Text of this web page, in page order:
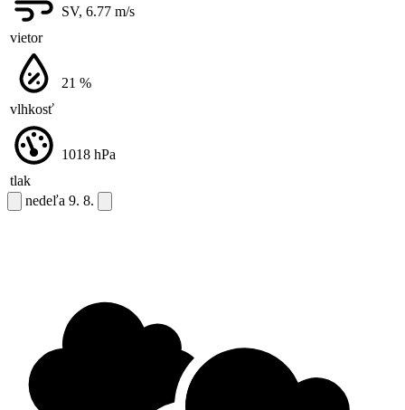
vietor
SV, 6.77 m/s
vlhkosť
21 %
tlak
1018 hPa
nedeľa 9. 8.